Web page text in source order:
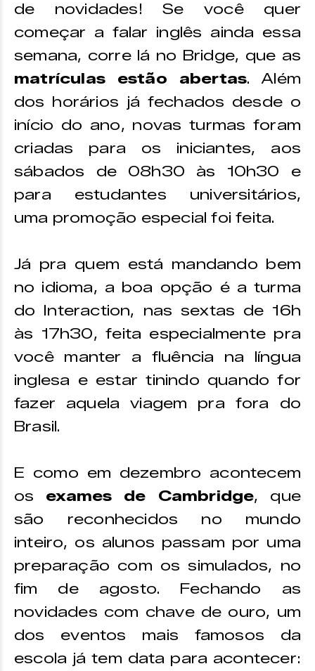
de novidades! Se você quer
começar a falar inglês ainda essa
semana, corre lá no Bridge, que as
matrículas estão abertas. Além
dos horários já fechados desde o
início do ano, novas turmas foram
criadas para os iniciantes, aos
sábados de 08h30 às 10h30 e
para estudantes universitários,
uma promoção especial foi feita.
Já pra quem está mandando bem
no idioma, a boa opção é a turma
do Interaction, nas sextas de 16h
às 17h30, feita especialmente pra
você manter a fluência na língua
inglesa e estar tinindo quando for
fazer aquela viagem pra fora do
Brasil.
E como em dezembro acontecem
os exames de Cambridge, que
são reconhecidos no mundo
inteiro, os alunos passam por uma
preparação com os simulados, no
fim de agosto. Fechando as
novidades com chave de ouro, um
dos eventos mais famosos da
escola já tem data para acontecer: